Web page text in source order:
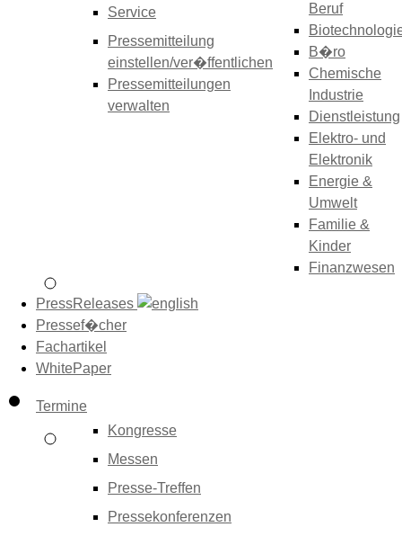
Service
Pressemitteilung
einstellen/ver�ffentlichen
Pressemitteilungen
verwalten
Beruf
B�ro
Chemische
Industrie
Dienstleistung
Elektro- und
Elektronik
Energie &
Umwelt
Familie &
Kinder
Finanzwesen
PressReleases
Pressef�cher
Fachartikel
WhitePaper
Termine
Kongresse
Messen
Presse-Treffen
Pressekonferenzen